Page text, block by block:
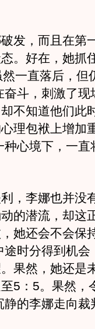
，而且在第
。好在，她抓
一直落后，但
斗，刺激了现
不知道他们此
理包袱上增加
心境下，一直
李娜也并没
的潜流，却这
她还会不会保
时分得到机会
果然，她还是
5：5。果然，
的李娜走向裁